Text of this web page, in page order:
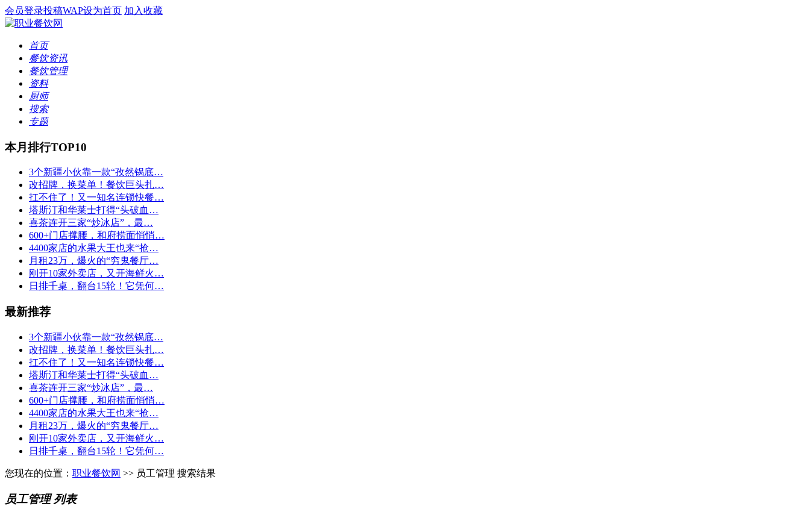
会员登录投稿WAP设为首页 加入收藏
首页
餐饮资讯
餐饮管理
资料
厨师
搜索
专题
本月排行TOP10
3个新疆小伙靠一款“孜然锅底…
改招牌，换菜单！餐饮巨头扎…
扛不住了！又一知名连锁快餐…
塔斯汀和华莱士打得“头破血…
喜茶连开三家“炒冰店”，最…
600+门店撑腰，和府捞面悄悄…
4400家店的水果大王也来“抢…
月租23万，爆火的“穷鬼餐厅…
刚开10家外卖店，又开海鲜火…
日排千桌，翻台15轮！它凭何…
最新推荐
3个新疆小伙靠一款“孜然锅底…
改招牌，换菜单！餐饮巨头扎…
扛不住了！又一知名连锁快餐…
塔斯汀和华莱士打得“头破血…
喜茶连开三家“炒冰店”，最…
600+门店撑腰，和府捞面悄悄…
4400家店的水果大王也来“抢…
月租23万，爆火的“穷鬼餐厅…
刚开10家外卖店，又开海鲜火…
日排千桌，翻台15轮！它凭何…
您现在的位置： 职业餐饮网 >> 员工管理 搜索结果
员工管理 列表